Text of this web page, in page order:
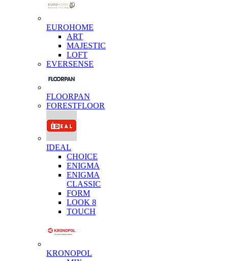
EUROHOME
ART
MAJESTIC
LOFT
EVERSENSE
FLOORPAN
FORESTFLOOR
IDEAL
CHOICE
ENIGMA
ENIGMA
CLASSIC
FORM
LOOK 8
TOUCH
KRONOPOL